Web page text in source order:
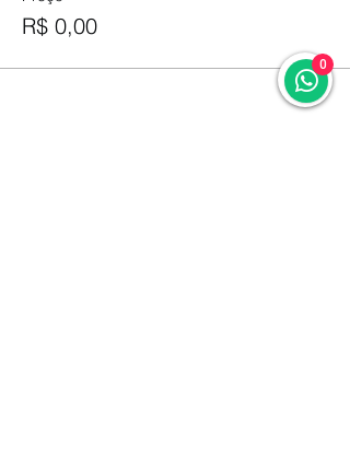
R$ 0,00
0